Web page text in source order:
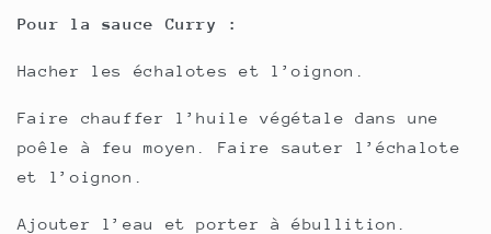
Pour la sauce Curry :
Hacher les échalotes et l’oignon.
Faire chauffer l’huile végétale dans une
poêle à feu moyen. Faire sauter l’échalote
et l’oignon.
Ajouter l’eau et porter à ébullition.